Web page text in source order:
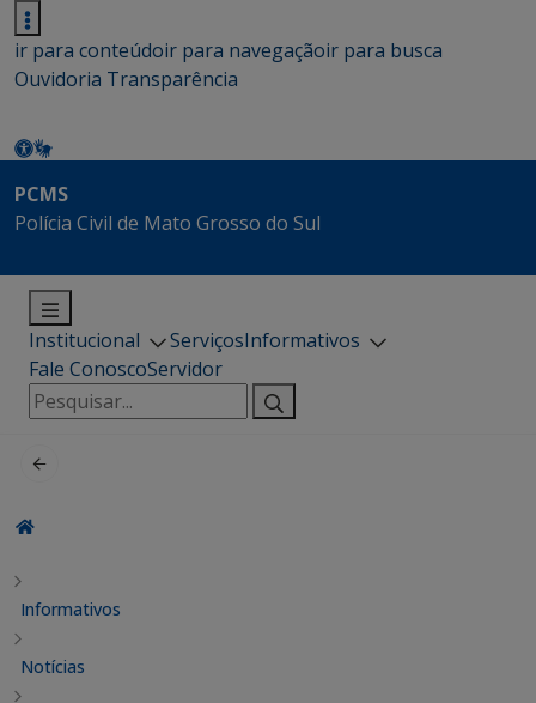
ir para conteúdoir para navegaçãoir para busca
Ouvidoria Transparência
PCMS
Polícia Civil de Mato Grosso do Sul
Institucional ServiçosInformativos
Fale ConoscoServidor
Pesquisar
por:
Informativos
Notícias